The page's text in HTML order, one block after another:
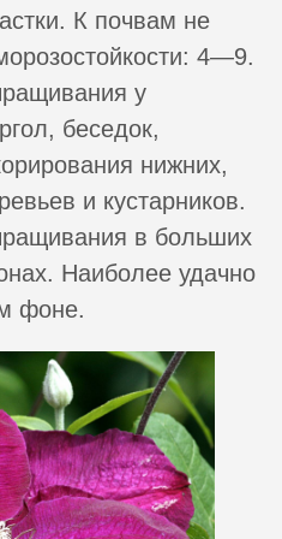
К почвам не
4—9.
у
беседок,
нижних,
и кустарников.
в больших
Наиболее удачно
фоне.